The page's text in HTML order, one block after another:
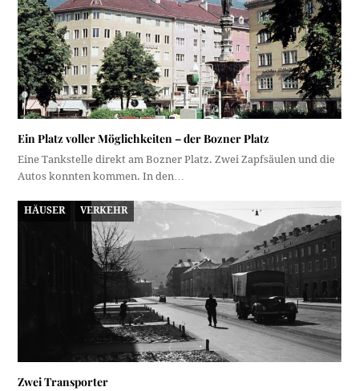
Ein Platz voller Möglichkeiten – der Bozner Platz
Eine Tankstelle direkt am Bozner Platz. Zwei Zapfsäulen und die
Autos konnten kommen. In den…
HÄUSER VERKEHR
Zwei Transporter